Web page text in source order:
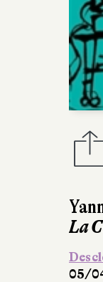
Yann-
La
Desclée de
05/04/2017